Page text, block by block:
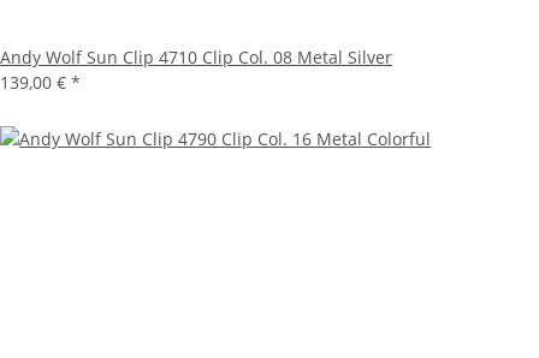
Andy Wolf Sun Clip 4710 Clip Col. 08 Metal Silver
139,00 € *